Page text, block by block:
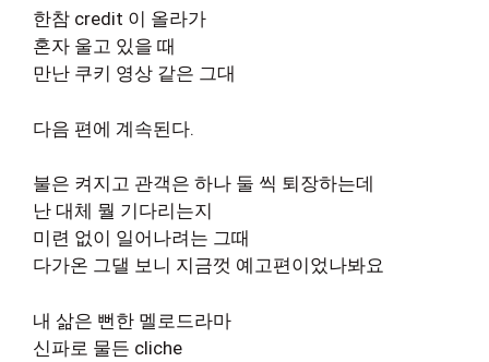
한참 credit 이 올라가
혼자 울고 있을 때
만난 쿠키 영상 같은 그대
다음 편에 계속된다.
불은 켜지고 관객은 하나 둘 씩 퇴장하는데
난 대체 뭘 기다리는지
미련 없이 일어나려는 그때
다가온 그댈 보니 지금껏 예고편이었나봐요
내 삶은 뻔한 멜로드라마
신파로 물든 cliche